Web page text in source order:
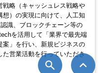
戦略（キャッシュレス戦略や
想）の実現に向けて、人工知
識、ブロックチェーン等の
を活用して「業界で最先端
案」を行い、新規ビジネスの
た営業活動を行っていただき